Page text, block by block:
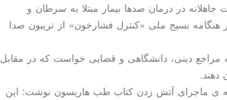
در درمان صدها بیمار مبتلا به سرطان و
بسیج ملی «كنترل فشارخون» از تریبون صدا
مراجع دینی، دانشگاهی و قضایی خواست كه در مقابل
دهند.
ی ماجرای آتش زدن كتاب طب هاریسون نوشت: این